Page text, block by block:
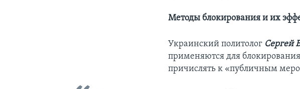
Методы блокирования и их
Украинский политолог Сергей
применяются для
причислять к «публичным